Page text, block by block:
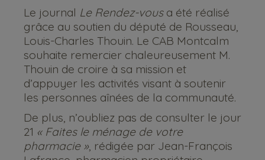
Le journal Le Rendez-vous a été réalisé
grâce au soutien du député de Rousseau,
Louis-Charles Thouin. Le CAB Montcalm
souhaite remercier chaleureusement M.
Thouin de croire à sa mission et
d’appuyer les activités visant à soutenir
les personnes aînées de la communauté.
De plus, n’oubliez pas de consulter le jour
21 « Faites le ménage de votre
pharmacie », rédigée par Jean-François